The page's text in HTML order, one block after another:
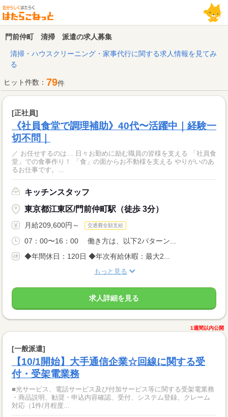
門前仲町 清掃 派遣の求人募集
清掃・ハウスクリーニング・家事代行に関する求人情報を見てみ
る
ヒット件数： 79件
[正社員]
《社員食堂で調理補助》40代〜活躍中｜経験一
切不問｜
／ お任せするのは… 日々お勤めに励む職員の皆様を支える 「社員食
堂」での食事作り！ 「食」の面からお不動様を支える やりがいのあ
るお仕事です。...
キッチンスタッフ
東京都江東区/門前仲町駅（徒歩 3分）
月給209,600円～ 交通費全額支給
07：00〜16：00 働き方は、以下2パターン...
◆年間休日：120日 ◆年次有給休暇：最大2...
もっと見る
求人詳細を見る
1週間以内公開
[一般派遣]
【10/1開始】大手通信企業☆回線に関する受
付・受架電業務
■光サービス、電話サービス及び付加サービス等に関する受架電業務
・商品説明、勧奨・申込内容確認、受付、システム登録、クレーム
対応（1件/月程度...